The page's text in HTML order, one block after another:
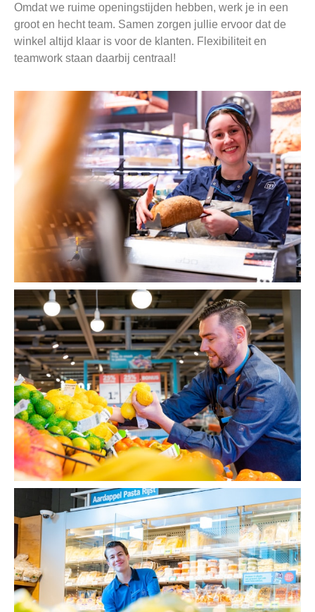
Omdat we ruime openingstijden hebben, werk je in een
groot en hecht team. Samen zorgen jullie ervoor dat de
winkel altijd klaar is voor de klanten. Flexibiliteit en
teamwork staan daarbij centraal!